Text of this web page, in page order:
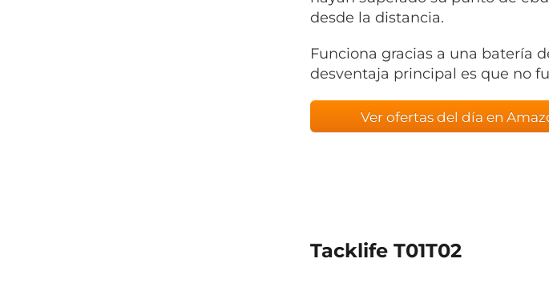
desde la distancia.
Funciona gracias a una batería
desventaja principal es que no
Ver ofertas del día en
Tacklife T01T02